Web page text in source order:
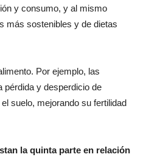
y consumo, y al mismo
más sostenibles y de dietas
Por ejemplo, las
pérdida y desperdicio de
suelo, mejorando su fertilidad
la quinta parte en relación